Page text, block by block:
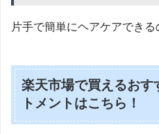
片手で簡単にヘアケアでき
楽天市場で買えるお
トメントはこちら！